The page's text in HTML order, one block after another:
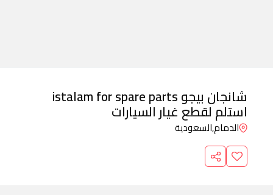
شانجان بيجو istalam for spare parts
استلم لقطع غيار السيارات
الدمام,السعودية